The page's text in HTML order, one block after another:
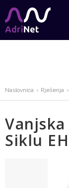
Naslovnica Rješenja
Siklu